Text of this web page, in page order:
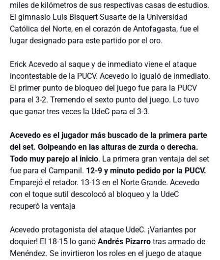
miles de kilómetros de sus respectivas casas de estudios.
El gimnasio Luis Bisquert Susarte de la Universidad
Católica del Norte, en el corazón de Antofagasta, fue el
lugar designado para este partido por el oro.
Erick Acevedo al saque y de inmediato viene el ataque
incontestable de la PUCV. Acevedo lo igualó de inmediato.
El primer punto de bloqueo del juego fue para la PUCV
para el 3-2. Tremendo el sexto punto del juego. Lo tuvo
que ganar tres veces la UdeC para el 3-3.
Acevedo es el jugador más buscado de la primera parte
del set. Golpeando en las alturas de zurda o derecha.
Todo muy parejo al inicio. La primera gran ventaja del set
fue para el Campanil. 12-9 y minuto pedido por la PUCV.
Emparejó el retador. 13-13 en el Norte Grande. Acevedo
con el toque sutil descolocó al bloqueo y la UdeC
recuperó la ventaja
Acevedo protagonista del ataque UdeC. ¡Variantes por
doquier! El 18-15 lo ganó Andrés Pizarro tras armado de
Menéndez. Se invirtieron los roles en el juego de ataque